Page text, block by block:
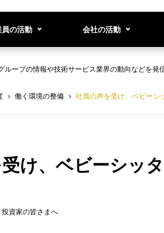
員の活動 会社の活動
ープの情報や技術サービス業界の動向などを発信
働く環境の整備 社員の声を受け、ベビーシ
け、ベビーシッ
資家の皆さまへ